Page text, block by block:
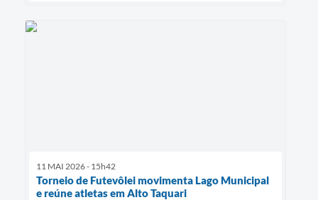
11 MAI 2026 - 15h42
Torneio de Futevôlei movimenta Lago Municipal
e reúne atletas em Alto Taquari